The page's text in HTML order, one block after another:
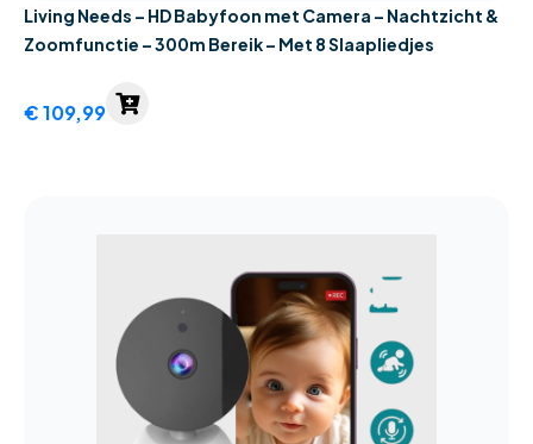
Living Needs – HD Babyfoon met Camera – Nachtzicht &
Zoomfunctie – 300m Bereik – Met 8 Slaapliedjes
€109,99